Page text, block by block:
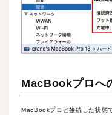
MacBookプロへ
MacBookプロと接続した状態